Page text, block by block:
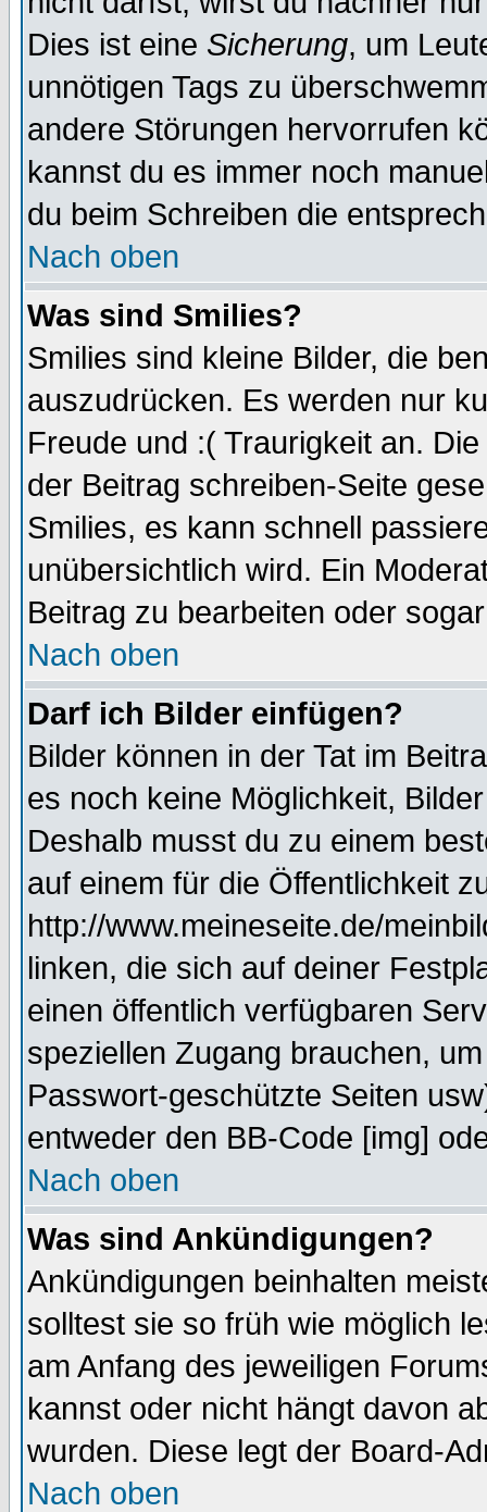
Dies ist eine Sicherung, um
unnötigen Tags zu
andere Störungen hervorrufen
kannst du es immer noch
du beim Schreiben die
Nach oben
Was sind Smilies?
Smilies sind kleine Bilder, die
auszudrücken. Es werden nur
Freude und :( Traurigkeit an.
der Beitrag schreiben-Seite
Smilies, es kann schnell
unübersichtlich wird. Ein
Beitrag zu bearbeiten oder
Nach oben
Darf ich Bilder einfügen?
Bilder können in der Tat im
es noch keine Möglichkeit,
Deshalb musst du zu einem
auf einem für die Öffentlichkeit
http://www.meineseite.de/
linken, die sich auf deiner
einen öffentlich verfügbaren
speziellen Zugang brauchen,
Passwort-geschützte Seiten
entweder den BB-Code [img]
Nach oben
Was sind Ankündigungen?
Ankündigungen beinhalten
solltest sie so früh wie möglich
am Anfang des jeweiligen
kannst oder nicht hängt davon
wurden. Diese legt der Board-
Nach oben